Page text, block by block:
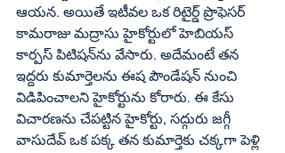
ఆయన. అయితే ఇటీవల ఒక రిటైర్డ్‌ ప్రొఫెసర్‌
కామరాజు మద్రాసు హైకోర్టులో హెబియస్‌
కార్పస్‌ పిటిషన్‌ను వేసారు. అదేమంటే తన
ఇద్దరు కుమార్తెలను ఈష పౌండేషన్‌ నుంచి
విడిపించాలని హైకోర్టును కోరారు. ఈ కేసు
విచారణను చేపట్టిన హైకోర్టు, సద్గురు జగ్గీ
వాసుదేవ్‌ ఒక పక్క తన కుమార్తెకు చక్కగా పెళ్లి